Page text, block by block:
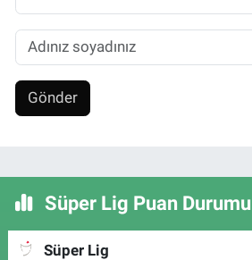
Gönder
Süper Lig Puan Durumu
Süper Lig